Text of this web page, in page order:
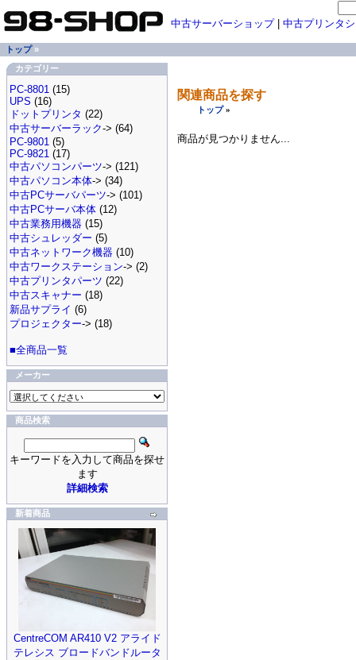
関連商品を探す
トップ»
商品が見つかりません...
中古サーバーショップ| 中古プリンタ
トップ»
カテゴリー
PC-8801 (15)
UPS (16)
ドットプリンタ (22)
中古サーバーラック-> (64)
PC-9801 (5)
PC-9821 (17)
中古パソコンパーツ-> (121)
中古パソコン本体-> (34)
中古PCサーバパーツ-> (101)
中古PCサーバ本体 (12)
中古業務用機器 (15)
中古シュレッダー (5)
中古ネットワーク機器 (10)
中古ワークステーション-> (2)
中古プリンタパーツ (22)
中古スキャナー (18)
新品サプライ (6)
プロジェクター-> (18)
■全商品一覧
メーカー
商品検索
キーワードを入力して商品を探せ
ます
詳細検索
新着商品
CentreCOM AR410 V2 アライド
テレシス ブロードバンドルータ